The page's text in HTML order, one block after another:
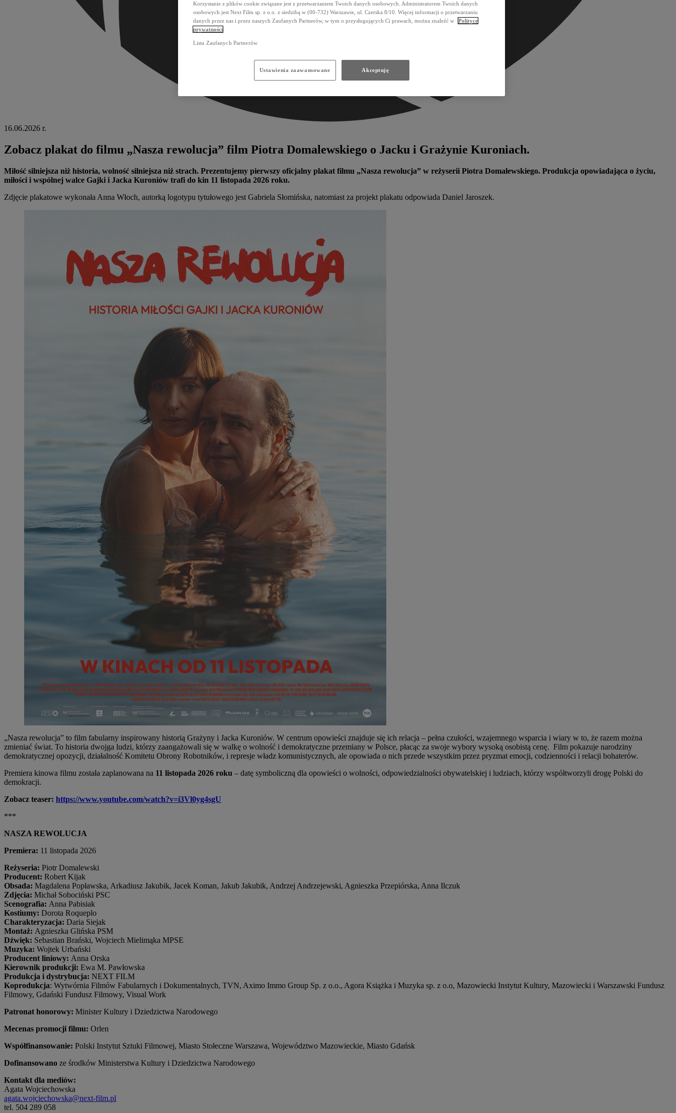
16.06.2026 r.
Zobacz plakat do filmu „Nasza rewolucja” film Piotra Domalewskiego o Jacku i Grażynie Kuroniach.
Miłość silniejsza niż historia, wolność silniejsza niż strach. Prezentujemy pierwszy oficjalny plakat filmu „Nasza rewolucja” w reżyserii Piotra Domalewskiego. Produkcja opowiadająca o życiu,
miłości i wspólnej walce Gajki i Jacka Kuroniów trafi do kin 11 listopada 2026 roku.
Zdjęcie plakatowe wykonała Anna Włoch, autorką logotypu tytułowego jest Gabriela Słomińska, natomiast za projekt plakatu odpowiada Daniel Jaroszek.
„Nasza rewolucja” to film fabularny inspirowany historią Grażyny i Jacka Kuroniów. W centrum opowieści znajduje się ich relacja – pełna czułości, wzajemnego wsparcia i wiary w to, że razem można
zmieniać świat. To historia dwojga ludzi, którzy zaangażowali się w walkę o wolność i demokratyczne przemiany w Polsce, płacąc za swoje wybory wysoką osobistą cenę. Film pokazuje narodziny
demokratycznej opozycji, działalność Komitetu Obrony Robotników, i represje władz komunistycznych, ale opowiada o nich przede wszystkim przez pryzmat emocji, codzienności i relacji bohaterów.
Premiera kinowa filmu została zaplanowana na 11 listopada 2026 roku – datę symboliczną dla opowieści o wolności, odpowiedzialności obywatelskiej i ludziach, którzy współtworzyli drogę Polski do
demokracji.
Zobacz teaser: https://www.youtube.com/watch?v=i3Vl0yg4sgU
***
NASZA REWOLUCJA
Premiera: 11 listopada 2026
Reżyseria: Piotr Domalewski
Producent: Robert Kijak
Obsada: Magdalena Popławska, Arkadiusz Jakubik, Jacek Koman, Jakub Jakubik, Andrzej Andrzejewski, Agnieszka Przepiórska, Anna Ilczuk
Zdjęcia: Michał Sobociński PSC
Scenografia: Anna Pabisiak
Kostiumy: Dorota Roqueplo
Charakteryzacja: Daria Siejak
Montaż: Agnieszka Glińska PSM
Dźwięk: Sebastian Brański, Wojciech Mielimąka MPSE
Muzyka: Wojtek Urbański
Producent liniowy: Anna Orska
Kierownik produkcji: Ewa M. Pawłowska
Produkcja i dystrybucja: NEXT FILM
Koprodukcja: Wytwórnia Filmów Fabularnych i Dokumentalnych, TVN, Aximo Immo Group Sp. z o.o., Agora Książka i Muzyka sp. z o.o, Mazowiecki Instytut Kultury, Mazowiecki i Warszawski Fundusz
Filmowy, Gdański Fundusz Filmowy, Visual Work
Patronat honorowy: Minister Kultury i Dziedzictwa Narodowego
Mecenas promocji filmu: Orlen
Współfinansowanie: Polski Instytut Sztuki Filmowej, Miasto Stołeczne Warszawa, Województwo Mazowieckie, Miasto Gdańsk
Dofinansowano ze środków Ministerstwa Kultury i Dziedzictwa Narodowego
Kontakt dla mediów:
Agata Wojciechowska
agata.wojciechowska@next-film.pl
tel. 504 289 058
Korzystanie z plików cookie związane jest z przetwarzaniem Twoich danych osobowych. Administratorem Twoich danych
osobowych jest Next Film sp. z o.o. z siedzibą w (00-732) Warszawie, ul. Czerska 8/10. Więcej informacji o przetwarzaniu
danych przez nas i przez naszych Zaufanych Partnerów, w tym o przysługujących Ci prawach, można znaleźć w
Polityce
prywatności
Lista Zaufanych Partnerów
Ustawienia zaawansowane Akceptuję